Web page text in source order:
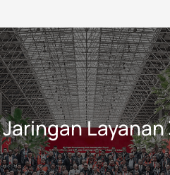
Jaringan Layanan